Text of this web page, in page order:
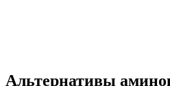
Альтернативы